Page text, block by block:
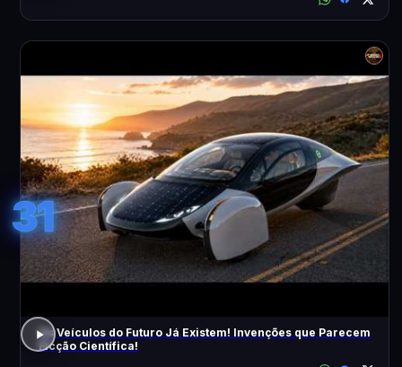
31
Os Veículos do Futuro Já Existem! Invenções que Parecem
Ficção Científica!